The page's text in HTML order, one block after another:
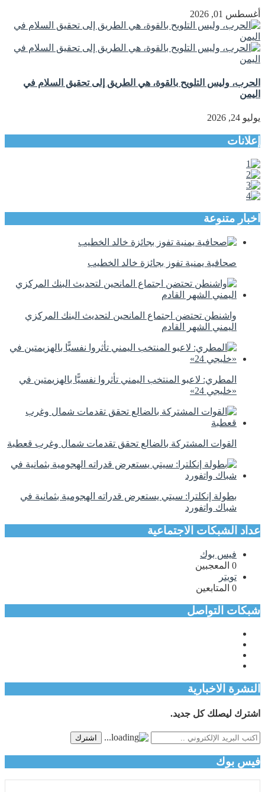
أغسطس 01, 2026
الحرب، وليس التلويح بالقوة، هي الطريق إلى تحقيق السلام في
اليمن
يوليو 24, 2026
إعلانات
اخبار متنوعة
صحافية يمنية تفوز بجائزة خالد الخطيب
واشنطن تحتضن اجتماع المانحين لتحديث البنك المركزي
اليمني الشهر القادم
المطري: لاعبو المنتخب اليمني تأثروا نفسيًّا بالهزيمتين في
«خليجي 24»
القوات المشتركة بالضالع تحقق تقدمات شمال وغرب قعطبة
بطولة إنكلترا: سيتي يستعرض قدراته الهجومية بثمانية في
شباك واتفورد
عداد الشبكات الاجتماعية
فيس بوك
0 المعجبين
تويتر
0 المتابعين
شبكات التواصل
النشرة الاخبارية
اشترك ليصلك كل جديد.
اشترك
فيس بوك